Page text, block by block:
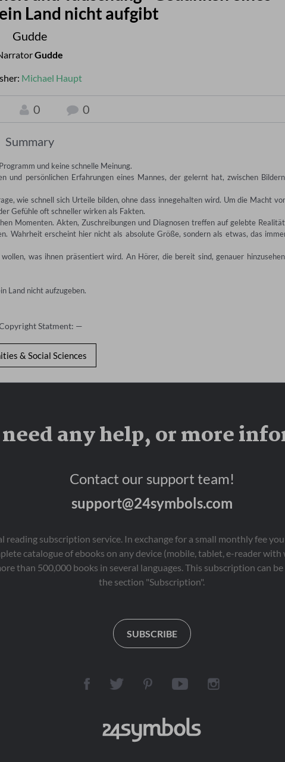
Land nicht aufgibt
Gudde
Gudde
Michael Haupt
0 0
Summary
und keine schnelle Meinung.
und persönlichen Erfahrungen eines Mannes, der gelernt hat, zwischen
wie schnell sich Urteile bilden, ohne dass innegehalten wird. Um die Macht
Gefühle oft schneller wirken als Fakten.
Momenten. Akten, Zuschreibungen und Diagnosen treffen auf gelebte
Wahrheit erscheint hier nicht als absolute Größe, sondern als etwas, das
was ihnen präsentiert wird. An Hörer, die bereit sind, genauer
Land nicht aufzugeben.
Statment: —
& Social Sciences
need any help, or more
Contact our support team!
support@24symbols.com
reading subscription service. In exchange for a small monthly fee
catalogue of ebooks on any device (mobile, tablet, e-reader
than 500,000 books in several languages. This subscription can
the section "Subscription".
SUBSCRIBE